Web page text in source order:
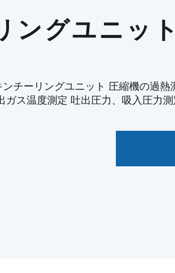
ングユニッ
ンチーリングユニット 圧縮機の過
ガス温度測定 吐出圧力、吸入圧力